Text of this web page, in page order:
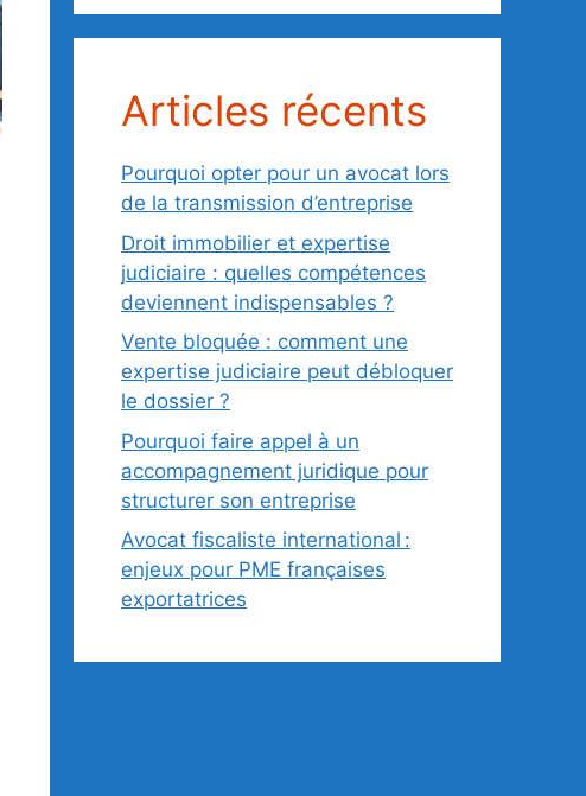
Articles récents
Pourquoi opter pour un avocat lors
de la transmission d’entreprise
Droit immobilier et expertise
judiciaire : quelles compétences
deviennent indispensables ?
Vente bloquée : comment une
expertise judiciaire peut débloquer
le dossier ?
Pourquoi faire appel à un
accompagnement juridique pour
structurer son entreprise
Avocat fiscaliste international :
enjeux pour PME françaises
exportatrices